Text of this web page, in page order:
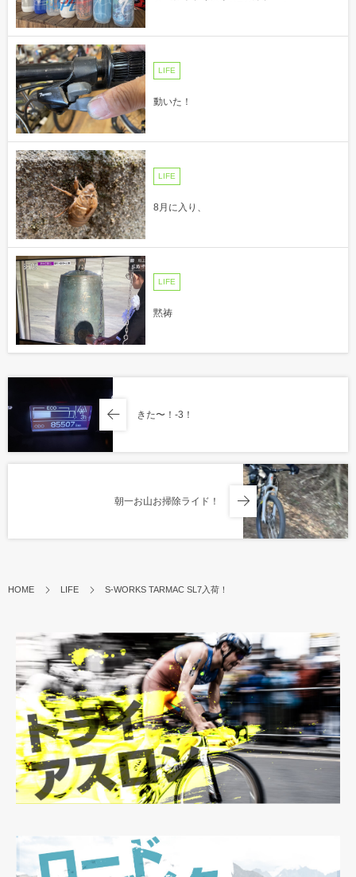
LIFE
動いた！
LIFE
8月に入り、
LIFE
黙祷
きた〜！-3！
朝一お山お掃除ライド！
HOME LIFE S-WORKS TARMAC SL7入荷！